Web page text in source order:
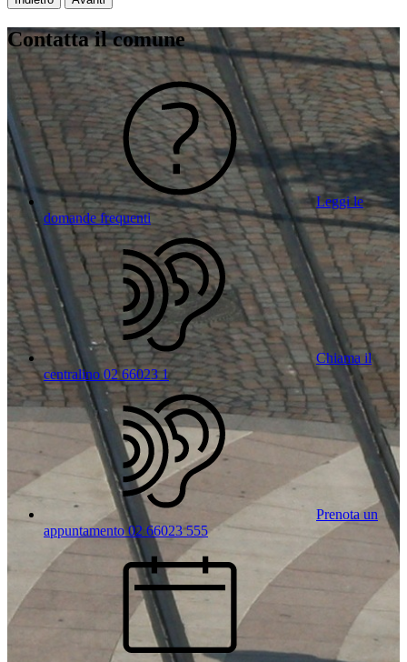
Contatta il comune
Leggi le
domande frequenti
Chiama il
centralino 02 66023 1
Prenota un
appuntamento 02 66023 555